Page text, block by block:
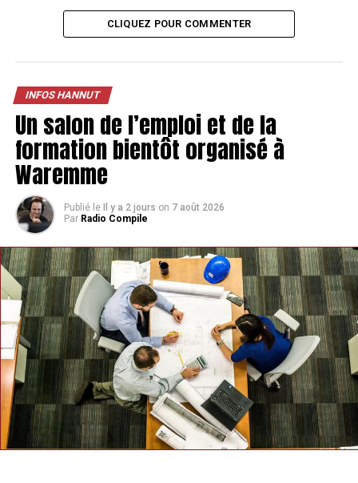
INFOS HANNUT
Waremme
NE MANQUEZ PAS
Une exposition d’art contemporain dans l’ancienne
piscine de Hannut
CLIQUEZ POUR COMMENTER
INFOS HANNUT
Un salon de l’emploi et de la
formation bientôt organisé à
Waremme
Publié le Il y a 2 jours on 7 août 2026
Par Radio Compile